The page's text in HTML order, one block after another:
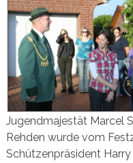
Jugendmajestät Marcel
Rehden wurde vom
Schützenpräsident